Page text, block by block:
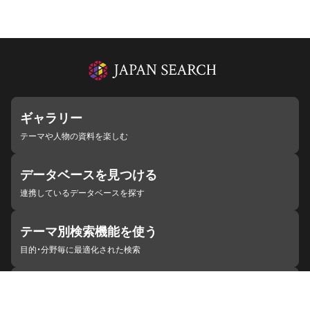
ギャラリー
テーマや人物の資料を楽しむ
データベースを見つける
連携しているデータベースを探す
テーマ別検索機能を使う
目的・分野毎に最適化された検索